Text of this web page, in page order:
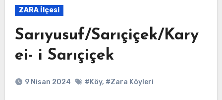
ZARA İlçesi
Sarıyusuf/Sarıçiçek/Kary
ei- i Sarıçiçek
9 Nisan 2024 #Köy, #Zara Köyleri